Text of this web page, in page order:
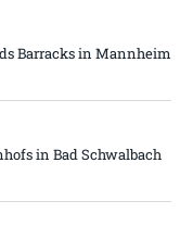
Barracks in Mannheim
in Bad Schwalbach